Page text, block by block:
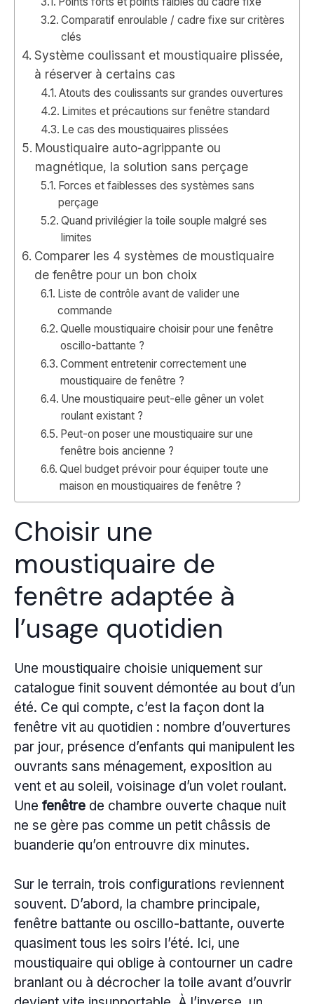
Comparatif enroulable / cadre fixe sur critères
clés
Système coulissant et moustiquaire plissée,
à réserver à certains cas
Atouts des coulissants sur grandes ouvertures
Limites et précautions sur fenêtre standard
Le cas des moustiquaires plissées
Moustiquaire auto-agrippante ou
magnétique, la solution sans perçage
Forces et faiblesses des systèmes sans
perçage
Quand privilégier la toile souple malgré ses
limites
Comparer les 4 systèmes de moustiquaire
de fenêtre pour un bon choix
Liste de contrôle avant de valider une
commande
Quelle moustiquaire choisir pour une fenêtre
oscillo-battante ?
Comment entretenir correctement une
moustiquaire de fenêtre ?
Une moustiquaire peut-elle gêner un volet
roulant existant ?
Peut-on poser une moustiquaire sur une
fenêtre bois ancienne ?
Quel budget prévoir pour équiper toute une
maison en moustiquaires de fenêtre ?
Choisir une
moustiquaire de
fenêtre adaptée à
l’usage quotidien
Une moustiquaire choisie uniquement sur
catalogue finit souvent démontée au bout d’un
été. Ce qui compte, c’est la façon dont la
fenêtre vit au quotidien : nombre d’ouvertures
par jour, présence d’enfants qui manipulent les
ouvrants sans ménagement, exposition au
vent et au soleil, voisinage d’un volet roulant.
Une fenêtre de chambre ouverte chaque nuit
ne se gère pas comme un petit châssis de
buanderie qu’on entrouvre dix minutes.
Sur le terrain, trois configurations reviennent
souvent. D’abord, la chambre principale,
fenêtre battante ou oscillo-battante, ouverte
quasiment tous les soirs l’été. Ici, une
moustiquaire qui oblige à contourner un cadre
branlant ou à décrocher la toile avant d’ouvrir